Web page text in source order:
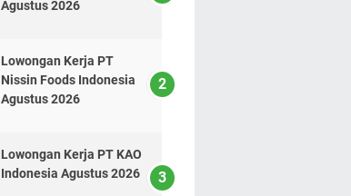
Agustus 2026
Lowongan Kerja PT
Nissin Foods Indonesia
Agustus 2026
Lowongan Kerja PT KAO
Indonesia Agustus 2026